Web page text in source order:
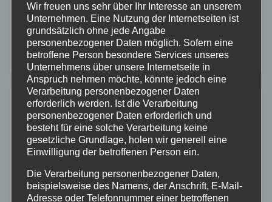
Uhr auf einem asphaltierten Wirtschaftsweg parallel
zur L281 in Richtung Luckenbach zu einem schweren
Fahrradunfall. Nach bisherigen Erkenntnissen
kollidierte ein 42-jähriger Radfahrer…
Wir freuen uns sehr über Ihr Interesse an unserem
Unternehmen. Eine Nutzung der Internetseiten ist
grundsätzlich ohne jede Angabe
personenbezogener Daten möglich. Sofern eine
betroffene Person besondere Services unseres
Unternehmens über unsere Internetseite in
Anspruch nehmen möchte, könnte jedoch eine
Verarbeitung personenbezogener Daten
erforderlich werden. Ist die Verarbeitung
personenbezogener Daten erforderlich und
besteht für eine solche Verarbeitung keine
gesetzliche Grundlage, holen wir generell eine
Einwilligung der betroffenen Person ein.
Die Verarbeitung personenbezogener Daten,
beispielsweise des Namens, der Anschrift, E-Mail-
Adresse oder Telefonnummer einer betroffenen